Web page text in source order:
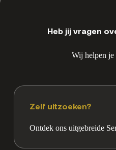
Heb jij vragen
Wij helpen je
Zelf uitzoeken?
Ontdek ons uitgebreide